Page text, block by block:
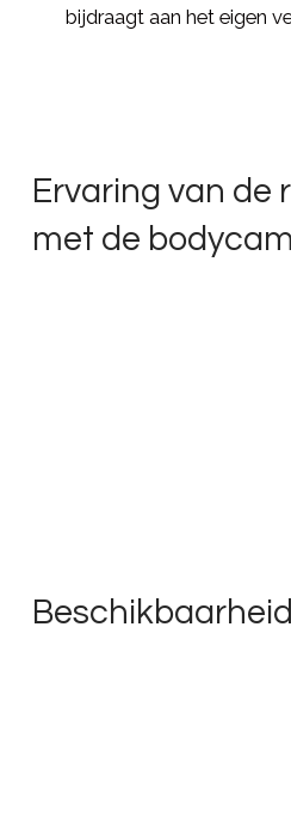
bijdraagt aan het eigen
Ervaring van de
met de bodycam